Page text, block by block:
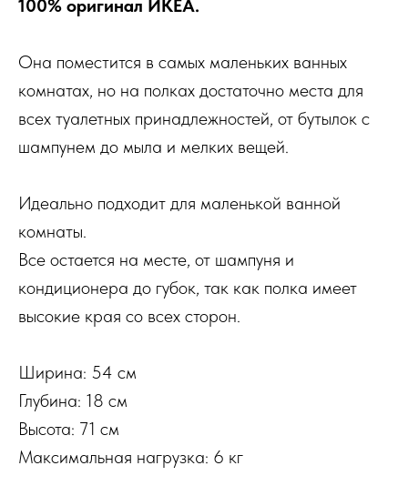
100% оригинал ИКЕА.
Она поместится в самых маленьких ванных
комнатах, но на полках достаточно места для
всех туалетных принадлежностей, от бутылок с
шампунем до мыла и мелких вещей.
Идеально подходит для маленькой ванной
комнаты.
Все остается на месте, от шампуня и
кондиционера до губок, так как полка имеет
высокие края со всех сторон.
Ширина: 54 см
Глубина: 18 см
Высота: 71 см
Максимальная нагрузка: 6 кг